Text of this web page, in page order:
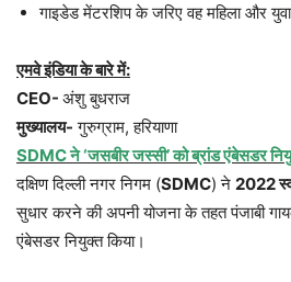
गाइडेड मेंटरशिप के जरिए वह महिला और
एमवे इंडिया के बारे में:
CEO- अंशु बुधराज
मुख्यालय- गुरुग्राम, हरियाणा
SDMC ने ‘जसबीर जस्सी’ को ब्रांड एंबेसडर
दक्षिण दिल्ली नगर निगम (SDMC) ने 2022
सुधार करने की अपनी योजना के तहत पंजाबी
एंबेसडर नियुक्त किया।